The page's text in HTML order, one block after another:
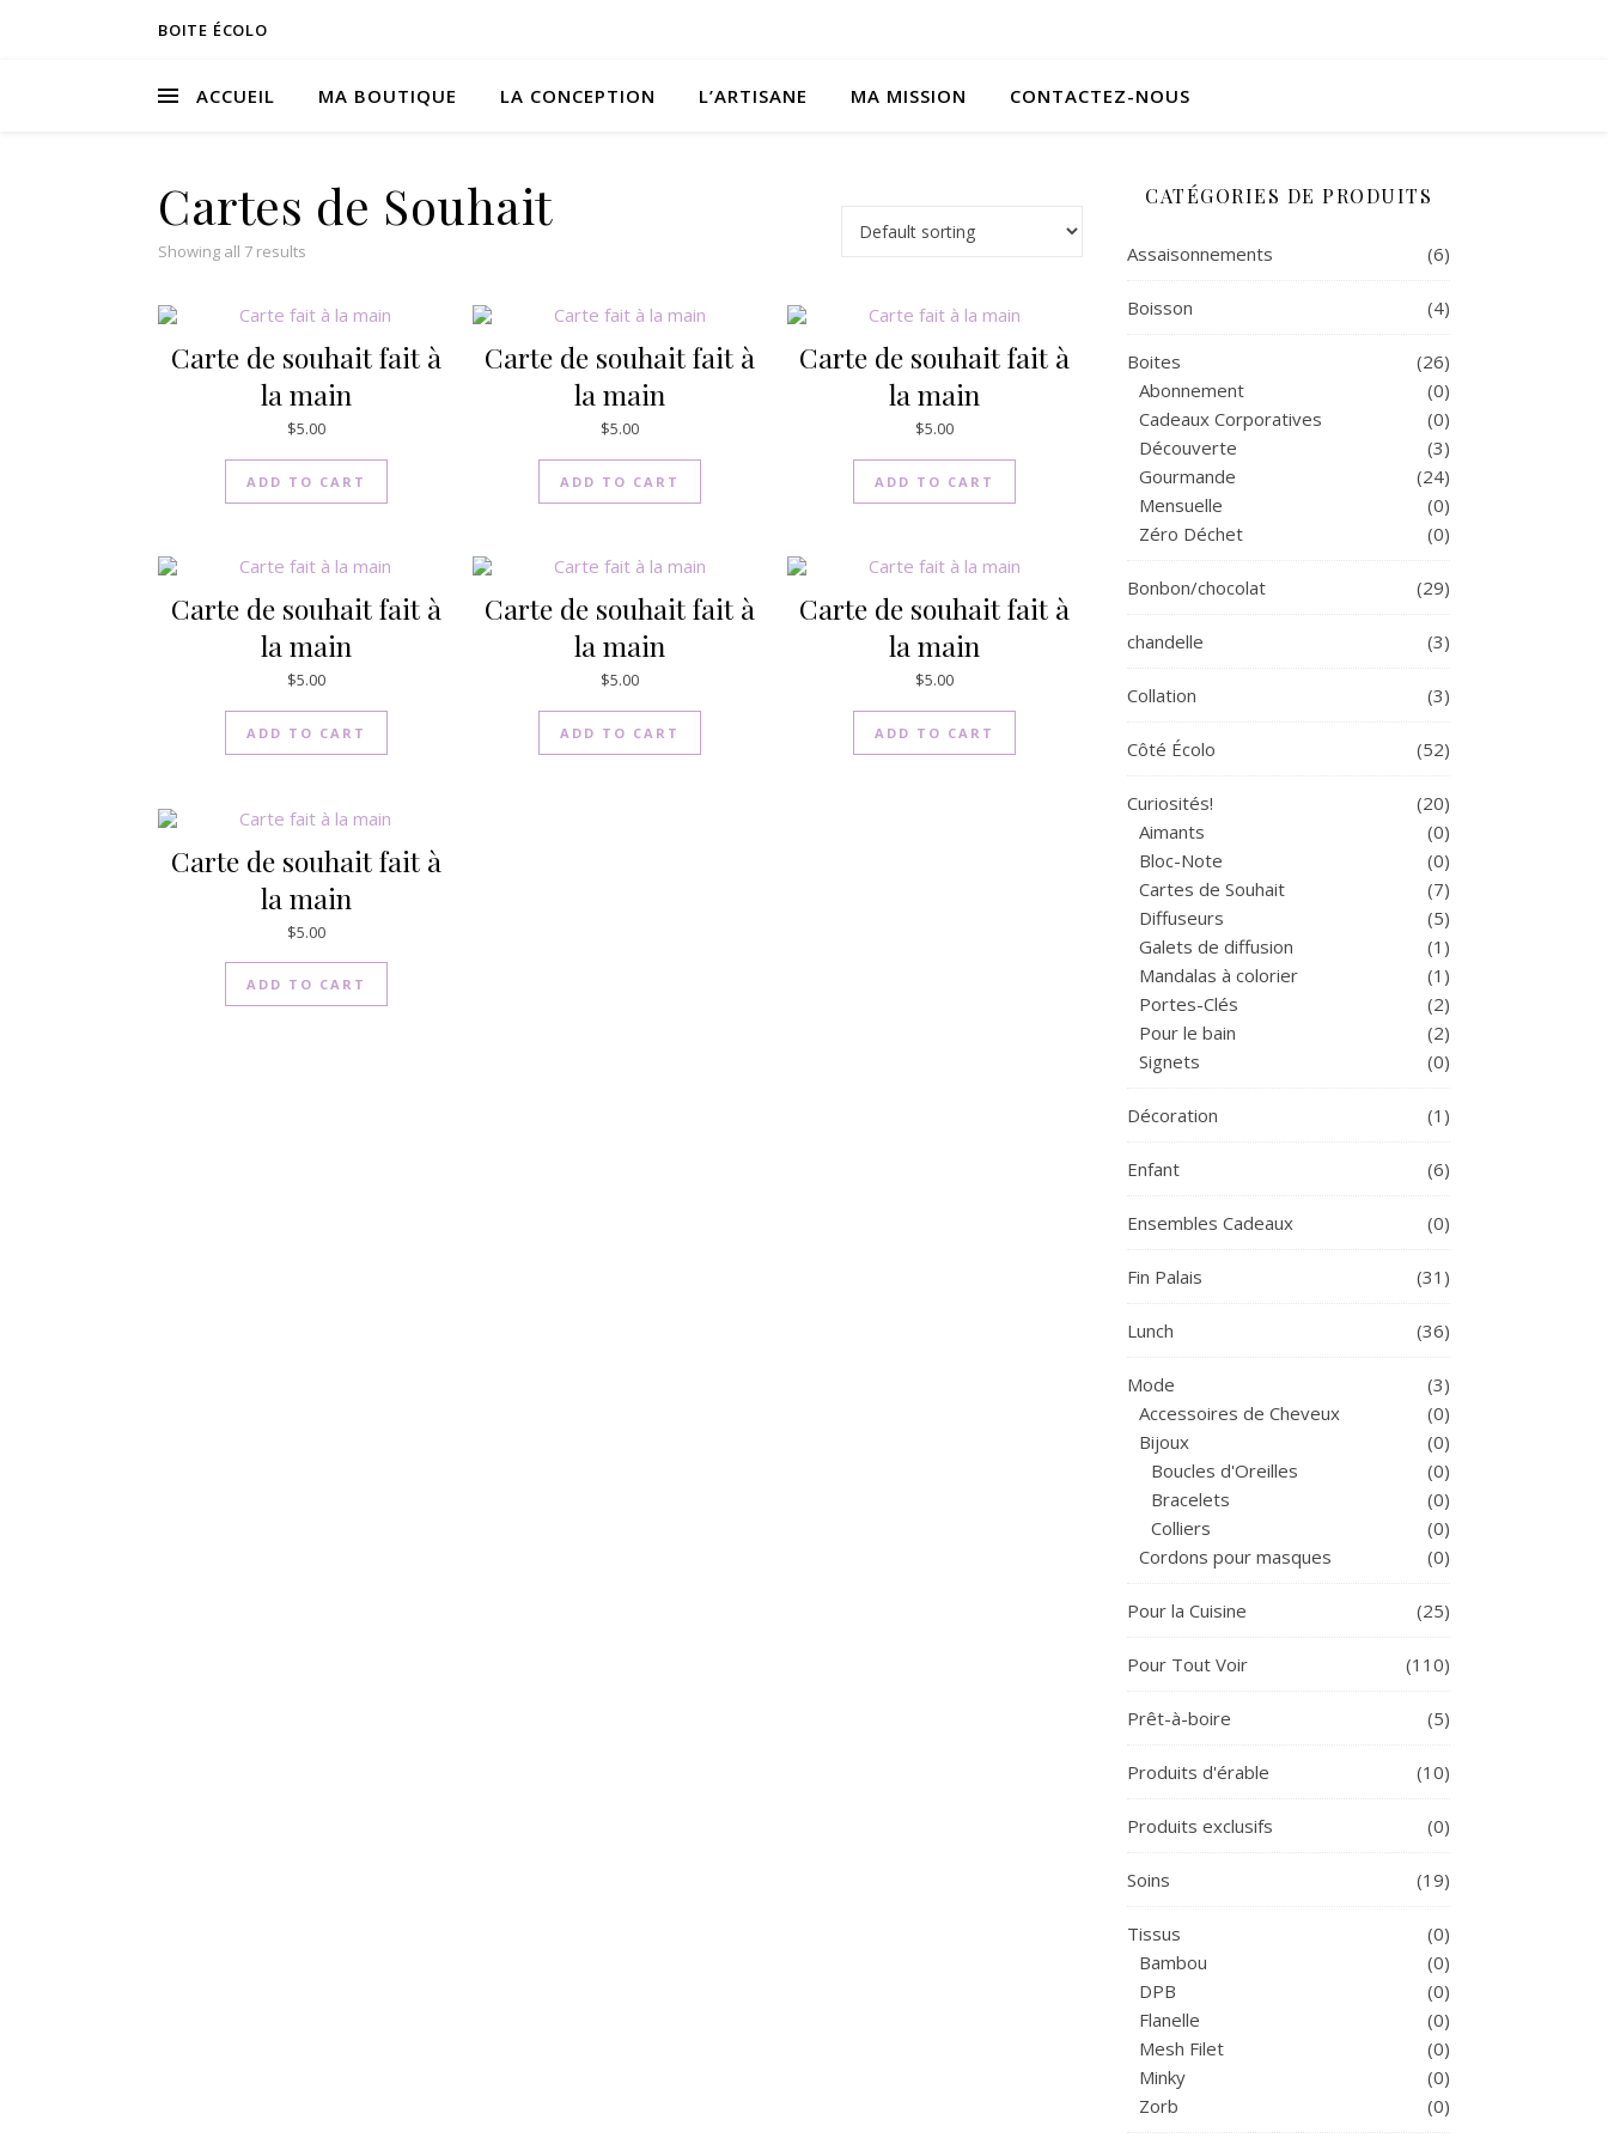
BOITE ÉCOLO
ACCUEIL MA BOUTIQUE LA CONCEPTION L’ARTISANE MA MISSION CONTACTEZ-NOUS
Cartes de Souhait
Showing all 7 results
Carte de souhait fait à
la main
$5.00
ADD TO CART
Carte de souhait fait à
la main
$5.00
ADD TO CART
Carte de souhait fait à
la main
$5.00
ADD TO CART
Carte de souhait fait à
la main
$5.00
ADD TO CART
Carte de souhait fait à
la main
$5.00
ADD TO CART
Carte de souhait fait à
la main
$5.00
ADD TO CART
Carte de souhait fait à
la main
$5.00
ADD TO CART
CATÉGORIES DE PRODUITS
Assaisonnements (6)
Boisson (4)
Boites
(26)
Abonnement
(0)
Cadeaux Corporatives
(0)
Découverte
(3)
Gourmande
(24)
Mensuelle
(0)
Zéro Déchet
(0)
Bonbon/chocolat (29)
chandelle (3)
Collation (3)
Côté Écolo (52)
Curiosités!
(20)
Aimants
(0)
Bloc-Note
(0)
Cartes de Souhait
(7)
Diffuseurs
(5)
Galets de diffusion
(1)
Mandalas à colorier
(1)
Portes-Clés
(2)
Pour le bain
(2)
Signets
(0)
Décoration (1)
Enfant (6)
Ensembles Cadeaux (0)
Fin Palais (31)
Lunch (36)
Mode
(3)
Accessoires de Cheveux
(0)
Bijoux
(0)
Boucles d'Oreilles
(0)
Bracelets
(0)
Colliers
(0)
Cordons pour masques
(0)
Pour la Cuisine (25)
Pour Tout Voir (110)
Prêt-à-boire (5)
Produits d'érable (10)
Produits exclusifs (0)
Soins (19)
Tissus
(0)
Bambou
(0)
DPB
(0)
Flanelle
(0)
Mesh Filet
(0)
Minky
(0)
Zorb
(0)